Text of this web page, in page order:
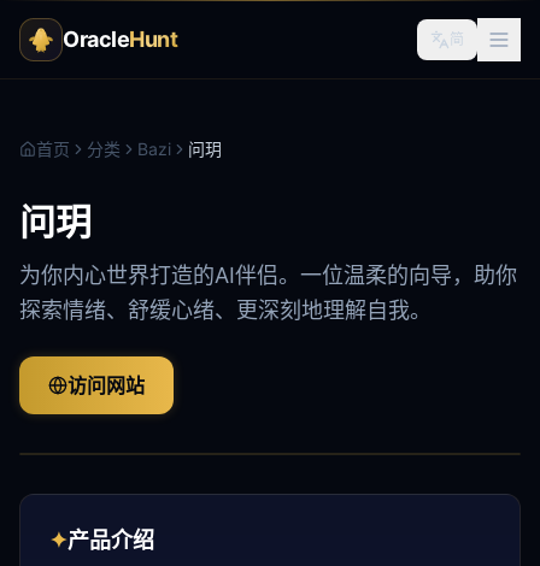
OracleHunt 简
首页 分类 Bazi 问玥
问玥
为你内心世界打造的AI伴侣。一位温柔的向导，助你
探索情绪、舒缓心绪、更深刻地理解自我。
访问网站
✦产品介绍